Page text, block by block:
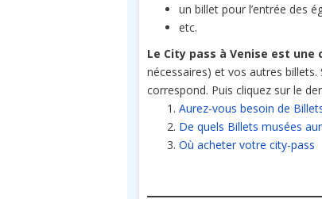
un billet pour l’entrée des
etc.
Le City pass à Venise est une
nécessaires) et vos autres
correspond. Puis cliquez sur le
Aurez-vous besoin de
De quels Billets musées
Où acheter votre city-pass